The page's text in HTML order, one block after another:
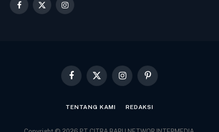
Facebook
X
Instagram
Facebook
X
InstagramPinterest
TENTANG KAMI REDAKSI